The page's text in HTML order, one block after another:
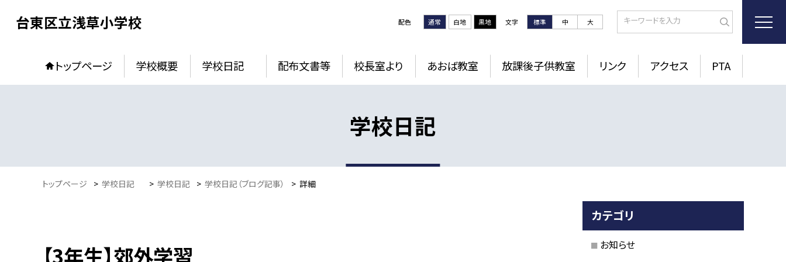
台東区立浅草小学校 配色 通常 白地 黒地 文字 標準 中 大
トップページ 学校概要 学校日記 配布文書等 校長室より あおば教室 放課後子供教室 リンク アクセス PTA
学校日記
トップページ > 学校日記 > 学校日記 > 学校日記（ブログ記事） > 詳細
【3年生】郊外学習
カテゴリ
お知らせ